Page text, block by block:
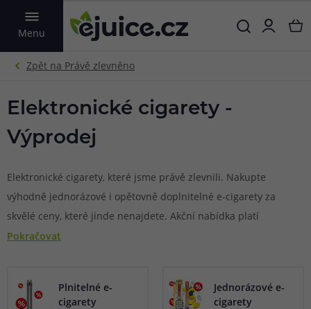
Menu
VYHLEDAT
Elektronické cigarety -
Výprodej
Elektronické cigarety, které jsme právě zlevnili. Nakupte
výhodně jednorázové i opětovně doplnitelné e-cigarety za
skvělé ceny, které jinde nenajdete. Akční nabídka platí
pouze do vyprodání zásob a je časově omezena.
Pokračovat
Plnitelné e-
cigarety
Jednorázové e-
cigarety